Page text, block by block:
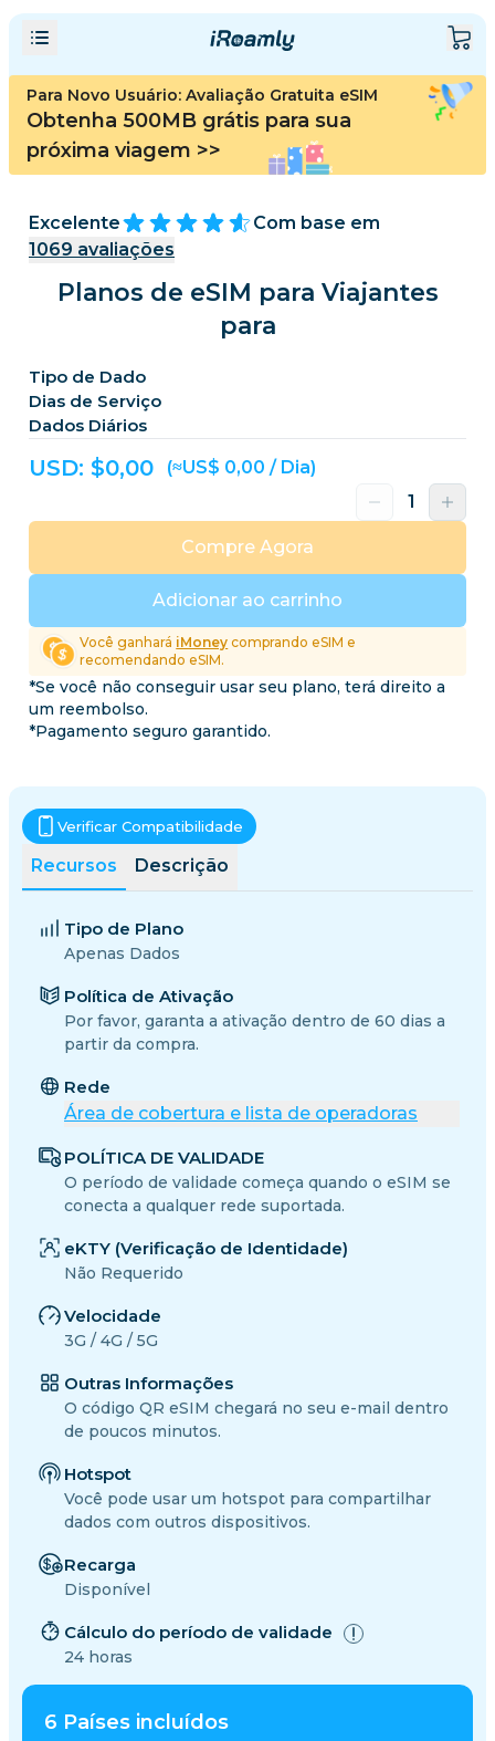
Para Novo Usuário: Avaliação Gratuita eSIM
Obtenha 500MB grátis para sua
próxima viagem >>
Excelente
Com base em
1069 avaliações
Planos de eSIM para Viajantes
para
Tipo de Dado
Dias de Serviço
Dados Diários
USD: $0,00 (≈US$ 0,00 / Dia)
Adicionar ao carrinho
Compre Agora
Você ganhará iMoney comprando eSIM e
recomendando eSIM.
*Se você não conseguir usar seu plano, terá direito a
um reembolso.
*Pagamento seguro garantido.
6 Países incluídos
Recursos Descrição
Verificar Compatibilidade
Tipo de Plano
Apenas Dados
Política de Ativação
Por favor, garanta a ativação dentro de 60 dias a
partir da compra.
Rede
Área de cobertura e lista de operadoras
POLÍTICA DE VALIDADE
O período de validade começa quando o eSIM se
conecta a qualquer rede suportada.
eKTY (Verificação de Identidade)
Não Requerido
Velocidade
3G / 4G / 5G
Outras Informações
O código QR eSIM chegará no seu e-mail dentro
de poucos minutos.
Hotspot
Você pode usar um hotspot para compartilhar
dados com outros dispositivos.
Recarga
Disponível
Cálculo do período de validade
24 horas